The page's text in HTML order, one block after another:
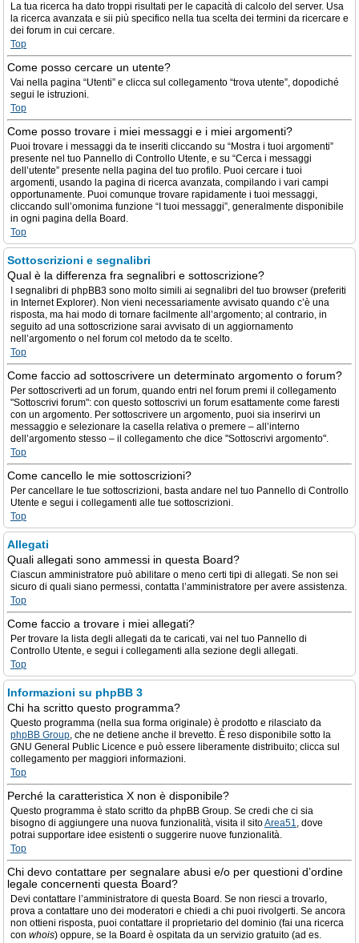
La tua ricerca ha dato troppi risultati per le capacità di calcolo del server. Usa
la ricerca avanzata e sii più specifico nella tua scelta dei termini da ricercare e
dei forum in cui cercare.
Top
Come posso cercare un utente?
Vai nella pagina “Utenti” e clicca sul collegamento “trova utente”, dopodiché
segui le istruzioni.
Top
Come posso trovare i miei messaggi e i miei argomenti?
Puoi trovare i messaggi da te inseriti cliccando su “Mostra i tuoi argomenti”
presente nel tuo Pannello di Controllo Utente, e su “Cerca i messaggi
dell’utente” presente nella pagina del tuo profilo. Puoi cercare i tuoi
argomenti, usando la pagina di ricerca avanzata, compilando i vari campi
opportunamente. Puoi comunque trovare rapidamente i tuoi messaggi,
cliccando sull’omonima funzione “I tuoi messaggi”, generalmente disponibile
in ogni pagina della Board.
Top
Sottoscrizioni e segnalibri
Qual è la differenza fra segnalibri e sottoscrizione?
I segnalibri di phpBB3 sono molto simili ai segnalibri del tuo browser (preferiti
in Internet Explorer). Non vieni necessariamente avvisato quando c’è una
risposta, ma hai modo di tornare facilmente all’argomento; al contrario, in
seguito ad una sottoscrizione sarai avvisato di un aggiornamento
nell’argomento o nel forum col metodo da te scelto.
Top
Come faccio ad sottoscrivere un determinato argomento o forum?
Per sottoscriverti ad un forum, quando entri nel forum premi il collegamento
"Sottoscrivi forum": con questo sottoscrivi un forum esattamente come faresti
con un argomento. Per sottoscrivere un argomento, puoi sia inserirvi un
messaggio e selezionare la casella relativa o premere – all’interno
dell’argomento stesso – il collegamento che dice "Sottoscrivi argomento".
Top
Come cancello le mie sottoscrizioni?
Per cancellare le tue sottoscrizioni, basta andare nel tuo Pannello di Controllo
Utente e segui i collegamenti alle tue sottoscrizioni.
Top
Allegati
Quali allegati sono ammessi in questa Board?
Ciascun amministratore può abilitare o meno certi tipi di allegati. Se non sei
sicuro di quali siano permessi, contatta l’amministratore per avere assistenza.
Top
Come faccio a trovare i miei allegati?
Per trovare la lista degli allegati da te caricati, vai nel tuo Pannello di
Controllo Utente, e segui i collegamenti alla sezione degli allegati.
Top
Informazioni su phpBB 3
Chi ha scritto questo programma?
Questo programma (nella sua forma originale) è prodotto e rilasciato da
phpBB Group, che ne detiene anche il brevetto. È reso disponibile sotto la
GNU General Public Licence e può essere liberamente distribuito; clicca sul
collegamento per maggiori informazioni.
Top
Perché la caratteristica X non è disponibile?
Questo programma è stato scritto da phpBB Group. Se credi che ci sia
bisogno di aggiungere una nuova funzionalità, visita il sitoArea51, dove
potrai supportare idee esistenti o suggerire nuove funzionalità.
Top
Chi devo contattare per segnalare abusi e/o per questioni d’ordine
legale concernenti questa Board?
Devi contattare l’amministratore di questa Board. Se non riesci a trovarlo,
prova a contattare uno dei moderatori e chiedi a chi puoi rivolgerti. Se ancora
non ottieni risposta, puoi contattare il proprietario del dominio (fai una ricerca
con whois) oppure, se la Board è ospitata da un servizio gratuito (ad es.